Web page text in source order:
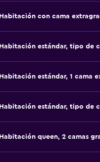
Habitación con cama
Habitación estándar, tipo de
Habitación estándar, 1 cama
Habitación estándar, tipo de
Habitación queen, 2 camas